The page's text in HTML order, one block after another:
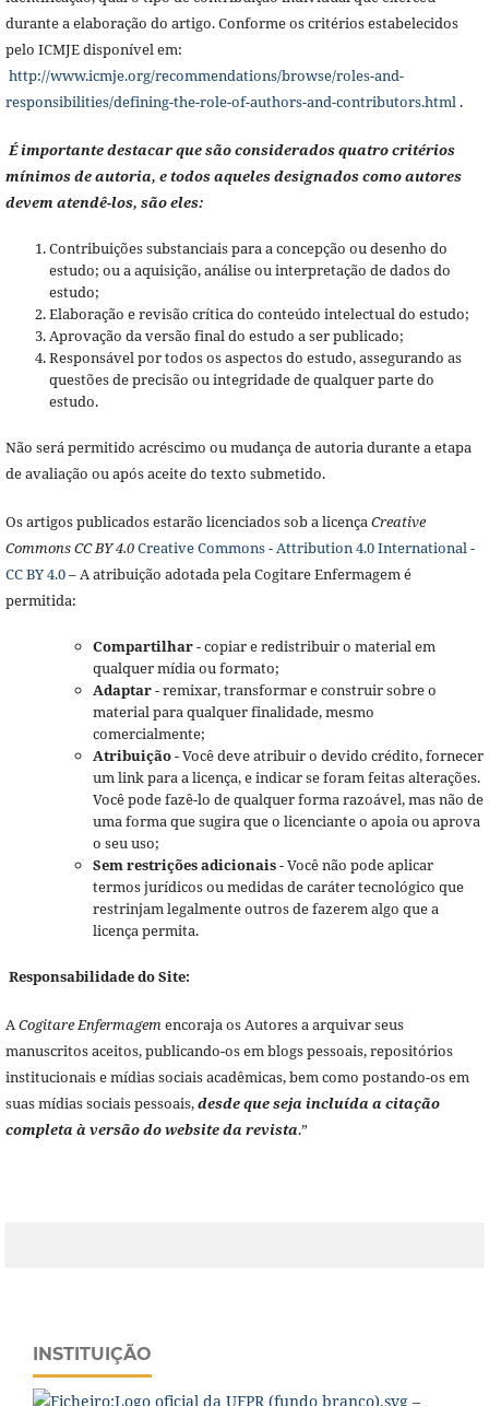
durante a elaboração do artigo. Conforme os critérios estabelecidos
pelo ICMJE disponível em:
http://www.icmje.org/recommendations/browse/roles-and-
responsibilities/defining-the-role-of-authors-and-contributors.html.
É importante destacar que são considerados quatro critérios
mínimos de autoria, e todos aqueles designados como autores
devem atendê-los, são eles:
Contribuições substanciais para a concepção ou desenho do
estudo; ou a aquisição, análise ou interpretação de dados do
estudo;
Elaboração e revisão crítica do conteúdo intelectual do estudo;
Aprovação da versão final do estudo a ser publicado;
Responsável por todos os aspectos do estudo, assegurando as
questões de precisão ou integridade de qualquer parte do
estudo.
Não será permitido acréscimo ou mudança de autoria durante a etapa
de avaliação ou após aceite do texto submetido.
Os artigos publicados estarão licenciados sob a licençaCreative
Commons CC BY 4.0Creative Commons - Attribution 4.0 International -
CC BY 4.0– A atribuição adotada pela Cogitare Enfermagem é
permitida:
Compartilhar- copiar e redistribuir o material em
qualquer mídia ou formato;
Adaptar- remixar, transformar e construir sobre o
material para qualquer finalidade, mesmo
comercialmente;
Atribuição- Você deve atribuir o devido crédito, fornecer
um link para a licença, e indicar se foram feitas alterações.
Você pode fazê-lo de qualquer forma razoável, mas não de
uma forma que sugira que o licenciante o apoia ou aprova
o seu uso;
Sem restrições adicionais- Você não pode aplicar
termos jurídicos ou medidas de caráter tecnológico que
restrinjam legalmente outros de fazerem algo que a
licença permita.
Responsabilidade do Site:
ACogitare Enfermagemencoraja os Autores a arquivar seus
manuscritos aceitos, publicando-os em blogs pessoais, repositórios
institucionais e mídias sociais acadêmicas, bem como postando-os em
suas mídias sociais pessoais,desde que seja incluída a citação
completa à versão do website da revista.”
INSTITUIÇÃO